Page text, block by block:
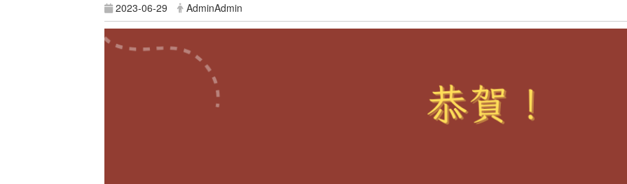
2023-06-29 AdminAdmin